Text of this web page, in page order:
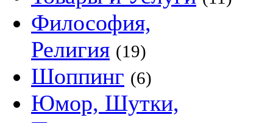
Философия,
Религия (19)
Шоппинг (6)
Юмор, Шутки,